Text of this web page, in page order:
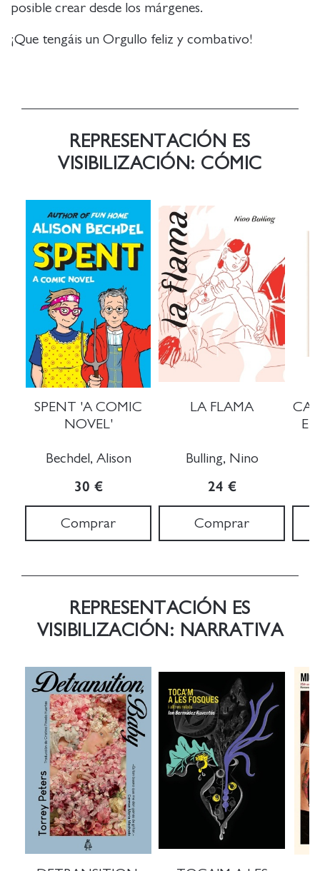
posible crear desde los márgenes.
¡Que tengáis un Orgullo feliz y combativo!
REPRESENTACIÓN ES
VISIBILIZACIÓN: CÓMIC
SPENT 'A COMIC
NOVEL'
Bechdel, Alison
30 €
Comprar
LA FLAMA
Bulling, Nino
24 €
Comprar
ET
REPRESENTACIÓN ES
VISIBILIZACIÓN: NARRATIVA